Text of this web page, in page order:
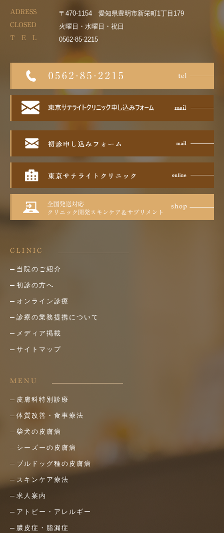
ADRESS 〒470-1154 愛知県豊明市新栄町1丁目179
CLOSED 火曜日・水曜日・祝日
T E L 0562-85-2215
CLINIC
当院のご紹介
初診の方へ
オンライン診療
診療の業務提携について
メディア掲載
サイトマップ
MENU
皮膚科特別診療
体質改善・食事療法
柴犬の皮膚病
シーズーの皮膚病
ブルドッグ種の皮膚病
スキンケア療法
求人案内
アトピー・アレルギー
膿皮症・脂漏症